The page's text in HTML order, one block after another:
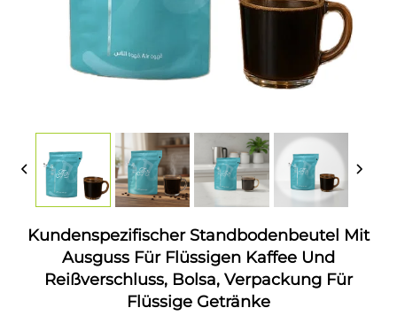
Kundenspezifischer Standbodenbeutel Mit
Ausguss Für Flüssigen Kaffee Und
Reißverschluss, Bolsa, Verpackung Für
Flüssige Getränke